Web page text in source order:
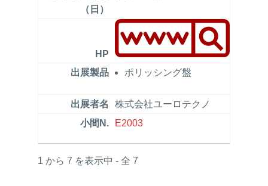
ポリッシング盤
株式会社ユーロテクノ
E2003
1 から 7 を表示中 - 全 7